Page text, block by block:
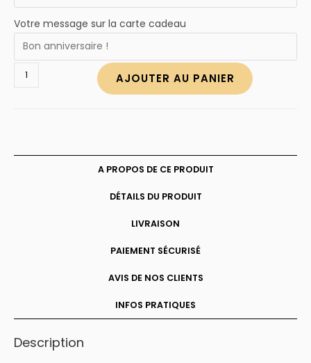
Votre message sur la carte cadeau
AJOUTER AU PANIER
A PROPOS DE CE PRODUIT
DÉTAILS DU PRODUIT
LIVRAISON
PAIEMENT SÉCURISÉ
AVIS DE NOS CLIENTS
INFOS PRATIQUES
Description